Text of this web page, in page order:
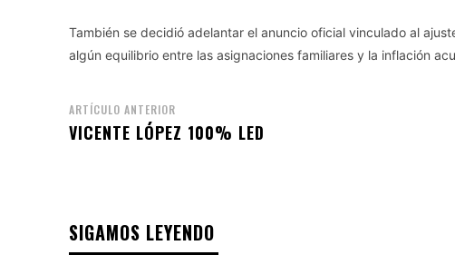
También se decidió adelantar el anuncio oficial vinculado al
algún equilibrio entre las asignaciones familiares y la inflación
ARTÍCULO ANTERIOR
VICENTE LÓPEZ 100% LED
SIGAMOS LEYENDO